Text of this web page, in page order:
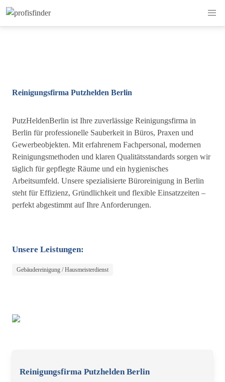
Reinigungsfirma Putzhelden Berlin
PutzHeldenBerlin ist Ihre zuverlässige Reinigungsfirma in
Berlin für professionelle Sauberkeit in Büros, Praxen und
Gewerbeobjekten. Mit erfahrenem Fachpersonal, modernen
Reinigungsmethoden und klaren Qualitätsstandards sorgen wir
täglich für gepflegte Räume und ein hygienisches
Arbeitsumfeld. Unsere spezialisierte Büroreinigung in Berlin
steht für Effizienz, Gründlichkeit und flexible Einsatzzeiten –
perfekt abgestimmt auf Ihre Anforderungen.
Unsere Leistungen:
Gebäudereinigung / Hausmeisterdienst
Reinigungsfirma Putzhelden Berlin